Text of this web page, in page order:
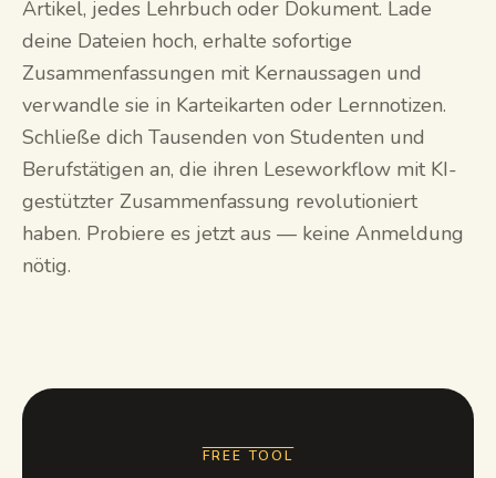
Artikel, jedes Lehrbuch oder Dokument. Lade
deine Dateien hoch, erhalte sofortige
Zusammenfassungen mit Kernaussagen und
verwandle sie in Karteikarten oder Lernnotizen.
Schließe dich Tausenden von Studenten und
Berufstätigen an, die ihren Leseworkflow mit KI-
gestützter Zusammenfassung revolutioniert
haben. Probiere es jetzt aus — keine Anmeldung
nötig.
FREE TOOL